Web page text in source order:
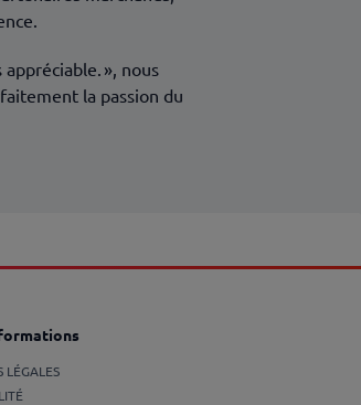
», nous
la passion du
LÉGALES